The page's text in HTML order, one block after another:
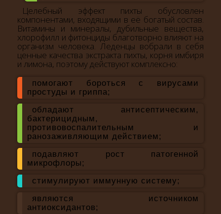
Целебный эффект пихты обусловлен
компонентами, входящими в её богатый состав.
Витамины и минералы, дубильные вещества,
хлорофилл и фитонциды благотворно влияют на
организм человека. Леденцы вобрали в себя
ценные качества экстракта пихты, корня имбиря
и лимона, поэтому действуют комплексно:
помогают бороться с вирусами
простуды и гриппа;
обладают антисептическим,
бактерицидным,
противовоспалительным и
ранозаживляющим действием;
подавляют рост патогенной
микрофлоры;
стимулируют иммунную систему;
являются источником
антиоксидантов;